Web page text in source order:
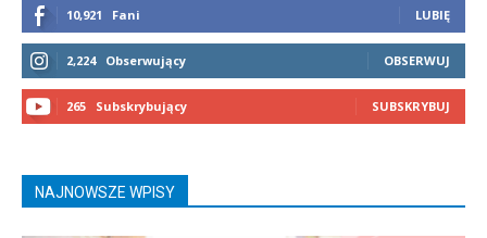
10,921 Fani LUBIĘ
2,224 Obserwujący OBSERWUJ
265 Subskrybujący SUBSKRYBUJ
NAJNOWSZE WPISY